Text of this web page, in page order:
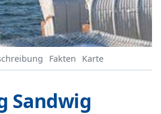
Fakten Karte
Sandwig